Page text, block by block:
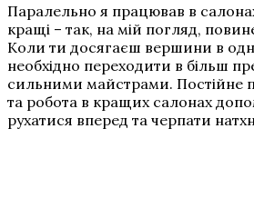
Паралельно я працював в
кращі – так, на мій погляд,
Коли ти досягаєш вершини в
необхідно переходити в більш
сильними майстрами. Постійне
та робота в кращих салонах
рухатися вперед та черпати